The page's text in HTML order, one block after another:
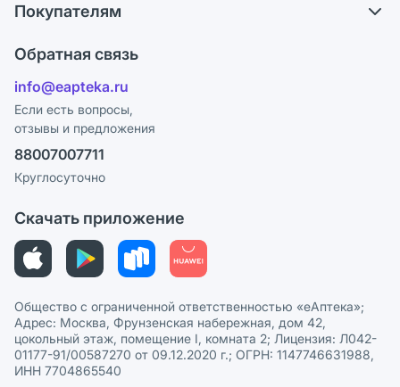
Ответы на вопросы
Блог
Карьера
Поставщики
Лицензия
Реклама на сайте
Ваши товары на ЕАПТЕКЕ
Покупателям
Программа СберСпасибо
Политика конфиденциальности
Пользовательское соглашение
Политика рекомендаций
Этика и соответствие
Политика в отношении обработки персональных данных
Обратная связь
info@eapteka.ru
Если есть вопросы,
отзывы и предложения
88007007711
Круглосуточно
Скачать приложение
Общество с ограниченной ответственностью «еАптека»;
Адрес: Москва, Фрунзенская набережная, дом 42,
цокольный этаж, помещение I, комната 2; Лицензия: Л042-
01177-91/00587270 от 09.12.2020 г.; ОГРН: 1147746631988,
ИНН 7704865540